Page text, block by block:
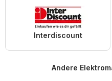
Interdiscount
Andere